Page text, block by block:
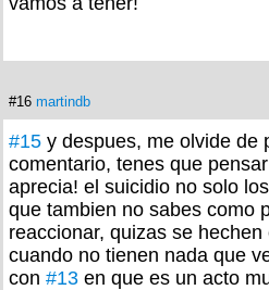
#16 martindb
#15 y despues, me olvide de
comentario, tenes que
aprecia! el suicidio no solo
que tambien no sabes como
reaccionar, quizas se
cuando no tienen nada que
con #13 en que es un acto